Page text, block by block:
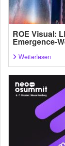
ROE Visual:
Emergence-
Weiterlesen